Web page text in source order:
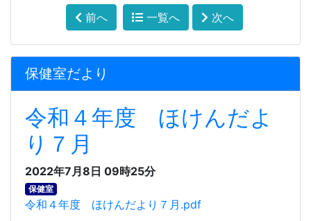
前へ 一覧へ 次へ
保健室だより
令和４年度 ほけんだよ
り７月
2022年7月8日 09時25分
保健室
令和４年度 ほけんだより７月.pdf